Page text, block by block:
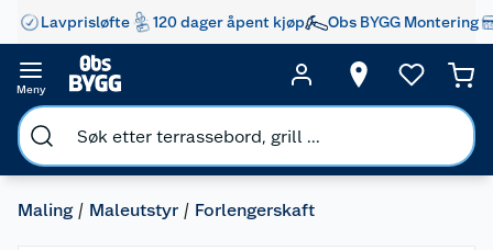
Lavprisløfte 120 dager åpent kjøp Obs BYGG Montering
Meny
Maling Maleutstyr Forlengerskaft